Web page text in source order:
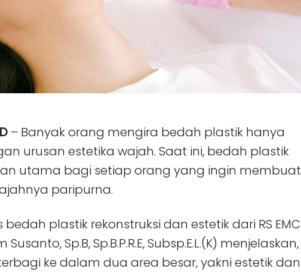
– Banyak orang mengira bedah plastik hanya
urusan estetika wajah. Saat ini, bedah plastik
utama bagi setiap orang yang ingin membuat
paripurna.
bedah plastik rekonstruksi dan estetik dari RS EMC
Sp.B, Sp.B.P.R.E, Subsp.E.L.(K) menjelaskan,
ke dalam dua area besar, yakni estetik dan